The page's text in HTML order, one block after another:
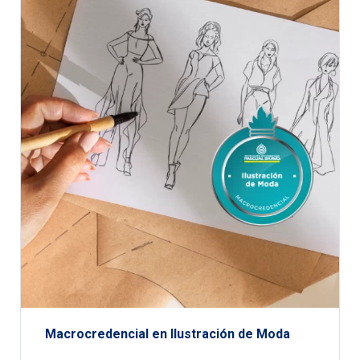
Macrocredencial en Ilustración de Moda